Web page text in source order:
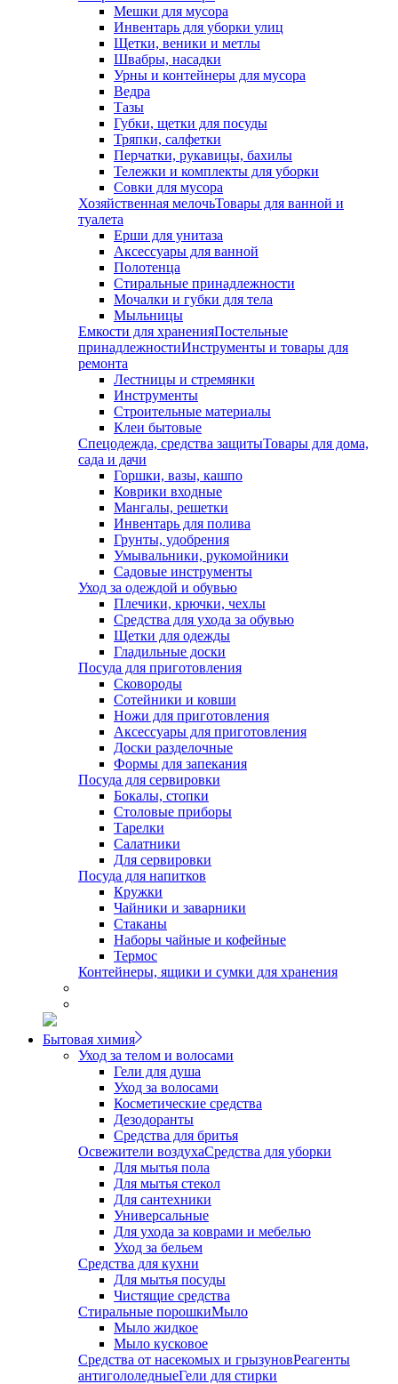
Мешки для мусора
Инвентарь для уборки улиц
Щетки, веники и метлы
Швабры, насадки
Урны и контейнеры для мусора
Ведра
Тазы
Губки, щетки для посуды
Тряпки, салфетки
Перчатки, рукавицы, бахилы
Тележки и комплекты для уборки
Совки для мусора
Хозяйственная мелочьТовары для ванной и
туалета
Ерши для унитаза
Аксессуары для ванной
Полотенца
Стиральные принадлежности
Мочалки и губки для тела
Мыльницы
Емкости для храненияПостельные
принадлежностиИнструменты и товары для
ремонта
Лестницы и стремянки
Инструменты
Строительные материалы
Клеи бытовые
Спецодежда, средства защитыТовары для дома,
сада и дачи
Горшки, вазы, кашпо
Коврики входные
Мангалы, решетки
Инвентарь для полива
Грунты, удобрения
Умывальники, рукомойники
Садовые инструменты
Уход за одеждой и обувью
Плечики, крючки, чехлы
Средства для ухода за обувью
Щетки для одежды
Гладильные доски
Посуда для приготовления
Сковороды
Сотейники и ковши
Ножи для приготовления
Аксессуары для приготовления
Доски разделочные
Формы для запекания
Посуда для сервировки
Бокалы, стопки
Столовые приборы
Тарелки
Салатники
Для сервировки
Посуда для напитков
Кружки
Чайники и заварники
Стаканы
Наборы чайные и кофейные
Термос
Контейнеры, ящики и сумки для хранения
Бытовая химия
Уход за телом и волосами
Гели для душа
Уход за волосами
Косметические средства
Дезодоранты
Средства для бритья
Освежители воздухаСредства для уборки
Для мытья пола
Для мытья стекол
Для сантехники
Универсальные
Для ухода за коврами и мебелью
Уход за бельем
Средства для кухни
Для мытья посуды
Чистящие средства
Стиральные порошкиМыло
Мыло жидкое
Мыло кусковое
Средства от насекомых и грызуновРеагенты
антигололедныеГели для стирки